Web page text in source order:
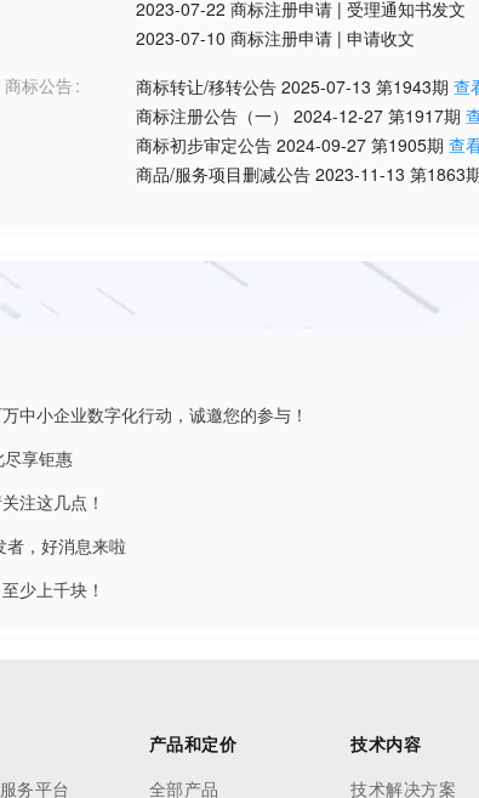
2023-07-22 商标注册申请 | 受理通知书发文
2023-07-10 商标注册申请 | 申请收文
商标公告
商标转让/移转公告 2025-07-13 第1943期 查
商标注册公告（一）
2024-12-27 第1917期
商标初步审定公告 2024-09-27 第1905期 查
商品/服务项目删减公告 2023-11-13 第1863
中小企业数字化行动，诚邀您的参与！
享钜惠
注这几点！
者，好消息来啦
少上千块！